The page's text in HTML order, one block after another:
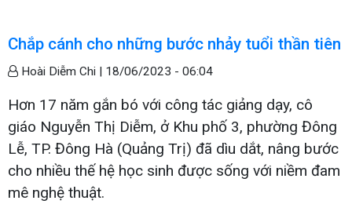
Chắp cánh cho những bước nhảy tuổi thần tiên
Hoài Diễm Chi | 18/06/2023 - 06:04
Hơn 17 năm gắn bó với công tác giảng dạy, cô
giáo Nguyễn Thị Diễm, ở Khu phố 3, phường Đông
Lễ, TP. Đông Hà (Quảng Trị) đã dìu dắt, nâng bước
cho nhiều thế hệ học sinh được sống với niềm đam
mê nghệ thuật.